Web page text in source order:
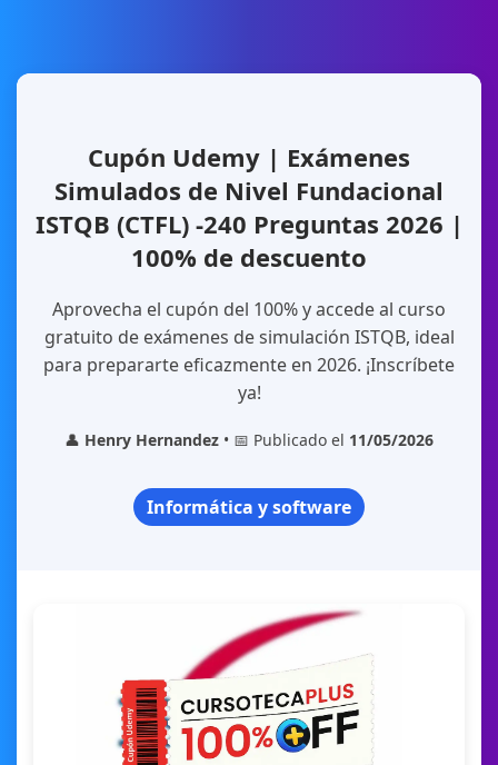
Cupón Udemy | Exámenes
Simulados de Nivel Fundacional
ISTQB (CTFL) -240 Preguntas 2026 |
100% de descuento
Aprovecha el cupón del 100% y accede al curso
gratuito de exámenes de simulación ISTQB, ideal
para prepararte eficazmente en 2026. ¡Inscríbete
ya!
👤 Henry Hernandez • 📅 Publicado el 11/05/2026
Informática y software